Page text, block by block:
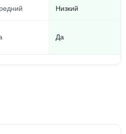
Низкий
Да